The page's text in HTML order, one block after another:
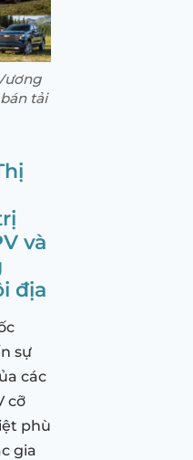
tải
và
địa
sự
các
cỡ
phù
gia